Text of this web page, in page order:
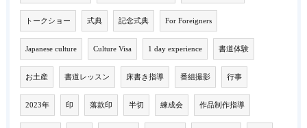
トークショー 式典 記念式典 For Foreigners
Japanese culture Culture Visa 1 day experience 書道体験
お土産 書道レッスン 床書き指導 番組撮影 行事
2023年 印 落款印 半切 練成会 作品制作指導